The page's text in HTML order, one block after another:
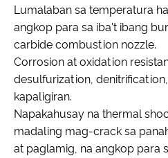
Lumalaban sa temperatura
angkop para sa iba't ibang
carbide combustion nozzle.
Corrosion at oxidation
desulfurization,
kapaligiran.
Napakahusay na thermal
madaling mag-crack sa
at paglamig, na angkop para